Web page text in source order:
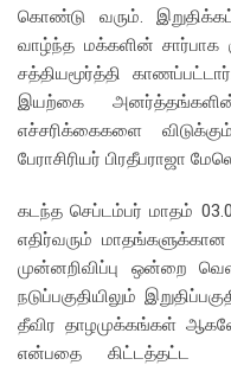
கொண்டு வரும்.
வாழ்ந்த மக்களின் சார்பாக
சத்தியமூர்த்தி
இயற்கை
எச்சரிக்கைகளை
பேராசிரியர் பிரதீபராஜா
கடந்த செப்டம்பர் மாதம்
எதிர்வரும்
முன்னறிவிப்பு ஒன்றை
நடுப்பகுதியிலும்
தீவிர தாழமுக்கங்கள்
என்பதை கிட்டத்தட்ட